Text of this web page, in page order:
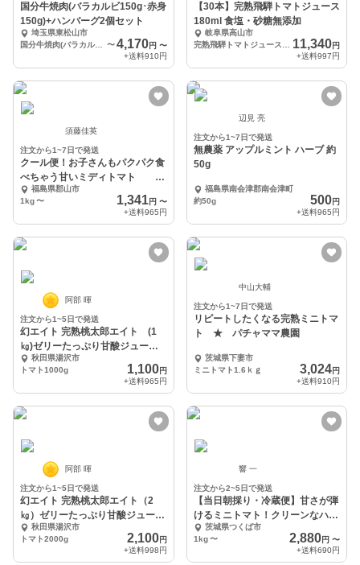
国分牛焼肉(バラカルビ150g･赤身
150g)+ハンバーグ2個セット
埼玉県東松山市
国分牛焼肉(バラカルビ150g･赤身150g)+ハンバーグ2個セット
〜 4,170円 〜
+送料910円
【30本】完熟飛騨トマトジュース
180ml 食塩・砂糖無添加
岐阜県高山市
11,340円
+送料997円
須藤佳英
注文から1~7日で発送
クール便！お子さんもパクパク食
べちゃう甘いミディトマト フ
ルティカ
福島県郡山市
1kg〜 1,341円 〜
+送料965円
辺見 亮
注文から1~7日で発送
無農薬 アップルミント ハーブ 約
50g
福島県南会津郡南会津町
約50g
500円
+送料965円
阿部 暉
注文から1~5日で発送
幻エイト 完熟桃太郎エイト (1
㎏)ゼリーたっぷり甘酸ジューシ
ーな希少栽培トマト
秋田県湯沢市
トマト1000g
1,100円
+送料965円
中山大輔
注文から1~7日で発送
リピートしたくなる完熟ミニトマ
ト ★ パチャママ農園
茨城県下妻市
ミニトマト1.6ｋｇ
3,024円
+送料910円
阿部 暉
注文から1~5日で発送
幻エイト 完熟桃太郎エイト（2
㎏）ゼリーたっぷり甘酸ジューシ
ーな希少栽培トマト
秋田県湯沢市
トマト2000g
2,100円
+送料998円
響 一
注文から2~5日で発送
【当日朝採り・冷蔵便】甘さが弾
けるミニトマト！クリーンなハウ
ス水耕栽培で育て
茨城県つくば市
1kg 〜 2,880円 〜
+送料690円